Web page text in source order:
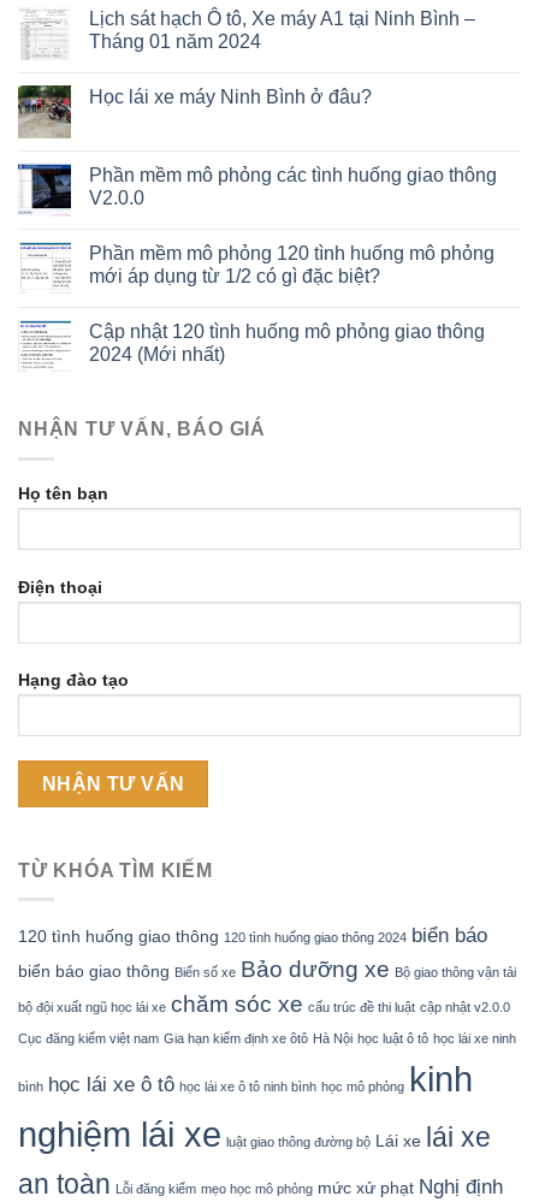
Lịch sát hạch Ô tô, Xe máy A1 tại Ninh Bình –
Tháng 01 năm 2024
Học lái xe máy Ninh Bình ở đâu?
Phần mềm mô phỏng các tình huống giao thông
V2.0.0
Phần mềm mô phỏng 120 tình huống mô phỏng
mới áp dụng từ 1/2 có gì đặc biệt?
Cập nhật 120 tình huống mô phỏng giao thông
2024 (Mới nhất)
NHẬN TƯ VẤN, BÁO GIÁ
Họ tên bạn
Điện thoại
Hạng đào tạo
TỪ KHÓA TÌM KIẾM
120 tình huống giao thông 120 tình huống giao thông 2024 biển báo
biển báo giao thông Biển số xe Bảo dưỡng xe Bộ giao thông vận tải
bộ đội xuất ngũ học lái xe chăm sóc xe cấu trúc đề thi luật cập nhật v2.0.0
Cục đăng kiểm việt nam Gia hạn kiểm định xe ôtô Hà Nội học luật ô tô học lái xe ninh
bình học lái xe ô tô học lái xe ô tô ninh bình học mô phỏng kinh
nghiệm lái xe luật giao thông đường bộ Lái xe
lái xe
an toàn Lỗi đăng kiểm mẹo học mô phỏng mức xử phạt Nghị định